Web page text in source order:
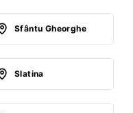
Sfântu Gheorghe
Slatina